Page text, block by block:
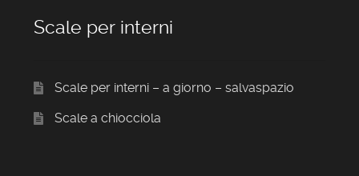
Scale per interni
Scale per interni – a giorno – salvaspazio
Scale a chiocciola